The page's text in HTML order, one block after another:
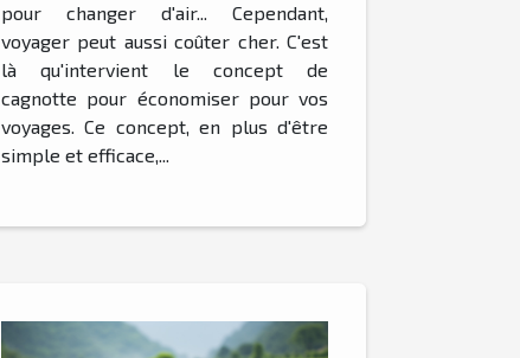
pour changer d'air... Cependant,
voyager peut aussi coûter cher. C'est
là qu'intervient le concept de
cagnotte pour économiser pour vos
voyages. Ce concept, en plus d'être
simple et efficace,...